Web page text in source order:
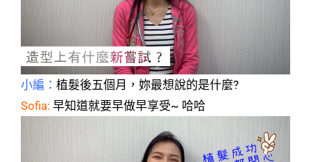
小編： 植髮後五個月，妳最想說的是什麼?
Sofia: 早知道就要早做早享受~ 哈哈